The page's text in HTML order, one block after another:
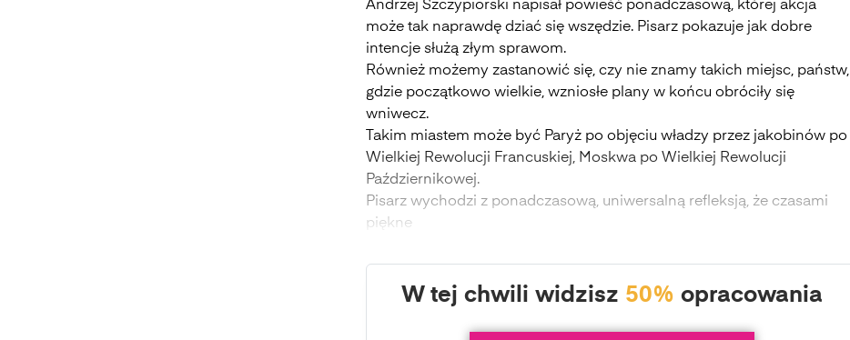
Andrzej Szczypiorski napisał powieść ponadczasową, której akcja
może tak naprawdę dziać się wszędzie. Pisarz pokazuje jak dobre
intencje służą złym sprawom.
Również możemy zastanowić się, czy nie znamy takich miejsc, państw,
gdzie początkowo wielkie, wzniosłe plany w końcu obróciły się
wniwecz.
Takim miastem może być Paryż po objęciu władzy przez jakobinów po
Wielkiej Rewolucji Francuskiej, Moskwa po Wielkiej Rewolucji
Październikowej.
Pisarz wychodzi z ponadczasową, uniwersalną refleksją, że czasami
piękne
W tej chwili widzisz 50% opracowania